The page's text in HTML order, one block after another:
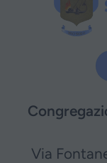
Via